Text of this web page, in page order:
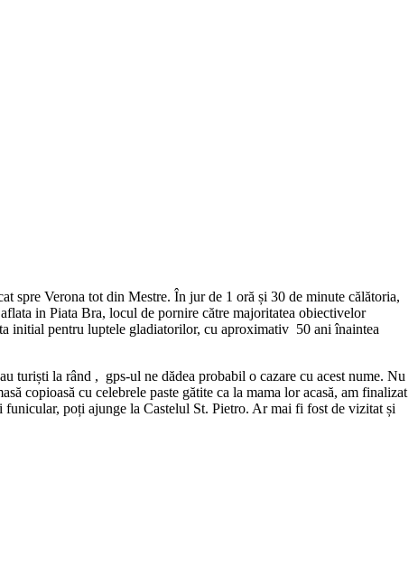
spre Verona tot din Mestre. În jur de 1 oră și 30 de minute călătoria,
in Piata Bra, locul de pornire către majoritatea obiectivelor
initial pentru luptele gladiatorilor, cu aproximativ 50 ani înaintea
turiști la rând , gps-ul ne dădea probabil o cazare cu acest nume. Nu
copioasă cu celebrele paste gătite ca la mama lor acasă, am finalizat
poți ajunge la Castelul St. Pietro. Ar mai fi fost de vizitat și